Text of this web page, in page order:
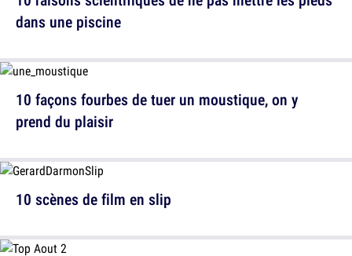
dans une piscine
10 scènes de film en slip
10 façons fourbes de tuer un moustique, on y
prend du plaisir